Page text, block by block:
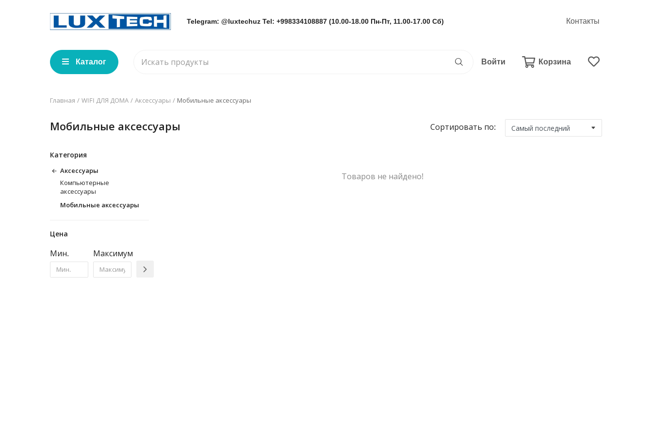
Telegram: @luxtechuz Tel: +998334108887 (10.00-18.00 Пн-Пт, 11.00-17.00 Сб) Контакты
Каталог Войти Корзина
Главная WIFI ДЛЯ ДОМА Аксессуары Мобильные аксессуары
Мобильные аксессуары Сортировать по:
Категория
Аксессуары
Компьютерные
аксессуары
Мобильные аксессуары
Цена
Мин. Максимум
Товаров не найдено!